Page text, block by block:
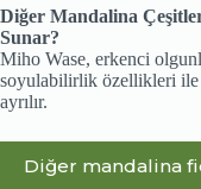
Diğer Mandalina
Sunar?
Miho Wase, erkenci
soyulabilirlik özellikleri ile
ayrılır.
Diğer mandalina